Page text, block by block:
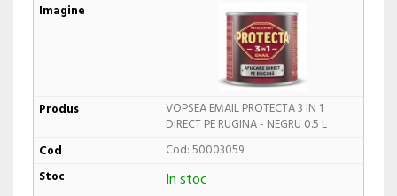
VOPSEA EMAIL PROTECTA 3 IN 1
DIRECT PE RUGINA - NEGRU 0.5 L
Cod: 50003059
In stoc